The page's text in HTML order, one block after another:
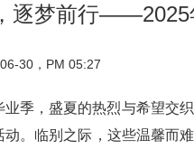
逐梦前行——2025
30，PM 05:27
业季，盛夏的热烈与希望交
动。临别之际，这些温馨而